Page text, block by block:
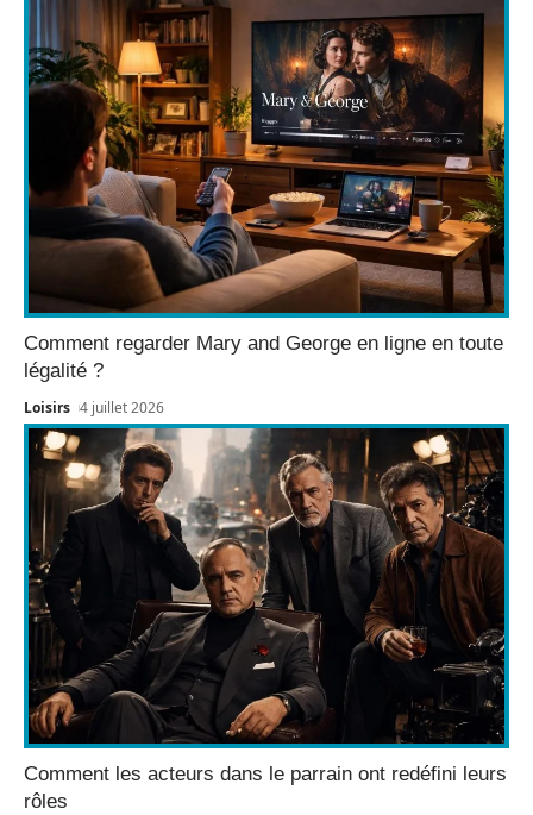
Comment regarder Mary and George en ligne en toute
légalité ?
Loisirs 4 juillet 2026
Comment les acteurs dans le parrain ont redéfini leurs
rôles